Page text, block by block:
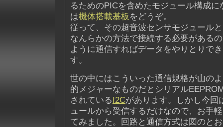
るためのPICを含めたモジュール構成
は機体搭載基板 をどうぞ。
従って、その超音波センサモジュール
なんらかの方法で接続する必要がある
ように通信すればデータをやりとりで
す。
世の中にはこういった通信規格が山の
的メジャーなものだとシリアル
されているI2Cがあります。しかし今回
ュールから受信するだけなので、お手
てみました。回路と通信方式は図のと